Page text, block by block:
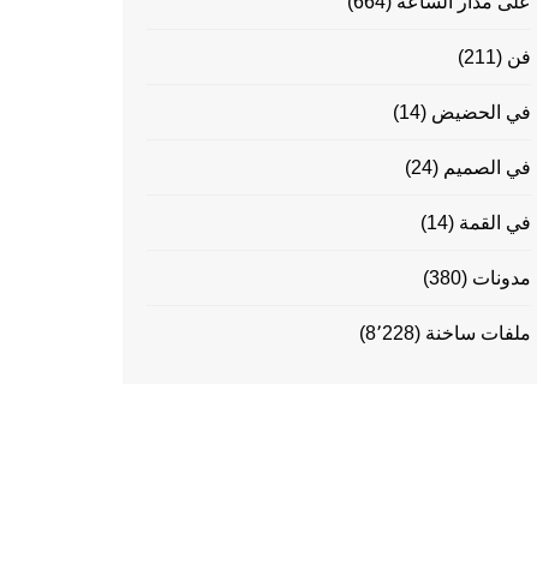
فن (211)
في الحضيض (14)
في الصميم (24)
في القمة (14)
مدونات (380)
ملفات ساخنة (8٬228)